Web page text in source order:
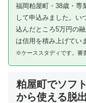
福岡粕屋町・38歳・専
して申込みました。い
込んだところ5万円の
は信用を積み上げてい
※ケーススタディです。審
粕屋町でソフ
から使える脱